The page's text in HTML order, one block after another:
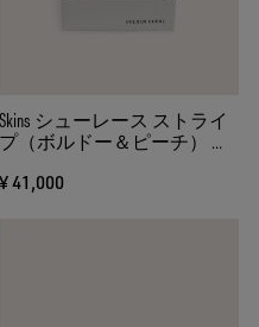
Skins シューレース ストライ
プ（ボルドー＆ピーチ） ビ
チャーム
¥ 41,000